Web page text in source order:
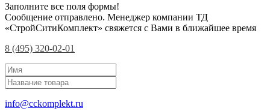
Заполните все поля формы!
Сообщение отправлено. Менеджер компании ТД
«СтройСитиКомплект» свяжется с Вами в ближайшее время
8 (495) 320-02-01
info@cckomplekt.ru